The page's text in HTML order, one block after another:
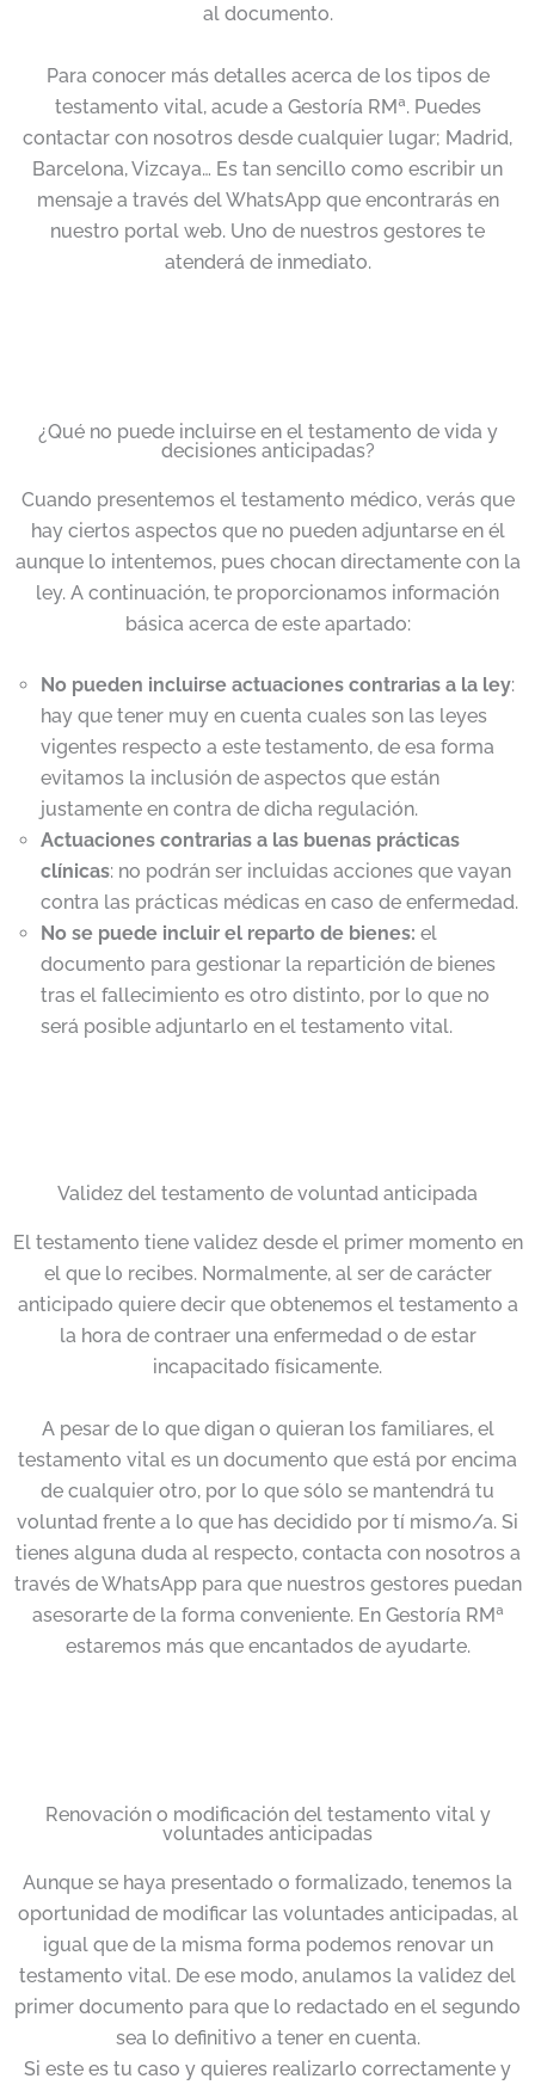
al documento.
Para conocer más detalles acerca de los tipos de
testamento vital, acude a Gestoría RMª. Puedes
contactar con nosotros desde cualquier lugar; Madrid,
Barcelona, Vizcaya… Es tan sencillo como escribir un
mensaje a través del WhatsApp que encontrarás en
nuestro portal web. Uno de nuestros gestores te
atenderá de inmediato.
¿Qué no puede incluirse en el testamento de vida y
decisiones anticipadas?
Cuando presentemos el testamento médico, verás que
hay ciertos aspectos que no pueden adjuntarse en él
aunque lo intentemos, pues chocan directamente con la
ley. A continuación, te proporcionamos información
básica acerca de este apartado:
No pueden incluirse actuaciones contrarias a la ley:
hay que tener muy en cuenta cuales son las leyes
vigentes respecto a este testamento, de esa forma
evitamos la inclusión de aspectos que están
justamente en contra de dicha regulación.
Actuaciones contrarias a las buenas prácticas
clínicas: no podrán ser incluidas acciones que vayan
contra las prácticas médicas en caso de enfermedad.
No se puede incluir el reparto de bienes: el
documento para gestionar la repartición de bienes
tras el fallecimiento es otro distinto, por lo que no
será posible adjuntarlo en el testamento vital.
Validez del testamento de voluntad anticipada
El testamento tiene validez desde el primer momento en
el que lo recibes. Normalmente, al ser de carácter
anticipado quiere decir que obtenemos el testamento a
la hora de contraer una enfermedad o de estar
incapacitado físicamente.
A pesar de lo que digan o quieran los familiares, el
testamento vital es un documento que está por encima
de cualquier otro, por lo que sólo se mantendrá tu
voluntad frente a lo que has decidido por tí mismo/a. Si
tienes alguna duda al respecto, contacta con nosotros a
través de WhatsApp para que nuestros gestores puedan
asesorarte de la forma conveniente. En Gestoría RMª
estaremos más que encantados de ayudarte.
Renovación o modificación del testamento vital y
voluntades anticipadas
Aunque se haya presentado o formalizado, tenemos la
oportunidad de modificar las voluntades anticipadas, al
igual que de la misma forma podemos renovar un
testamento vital. De ese modo, anulamos la validez del
primer documento para que lo redactado en el segundo
sea lo definitivo a tener en cuenta.
Si este es tu caso y quieres realizarlo correctamente y